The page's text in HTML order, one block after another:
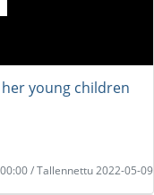
young children
/ Tallennettu 2022-05-09